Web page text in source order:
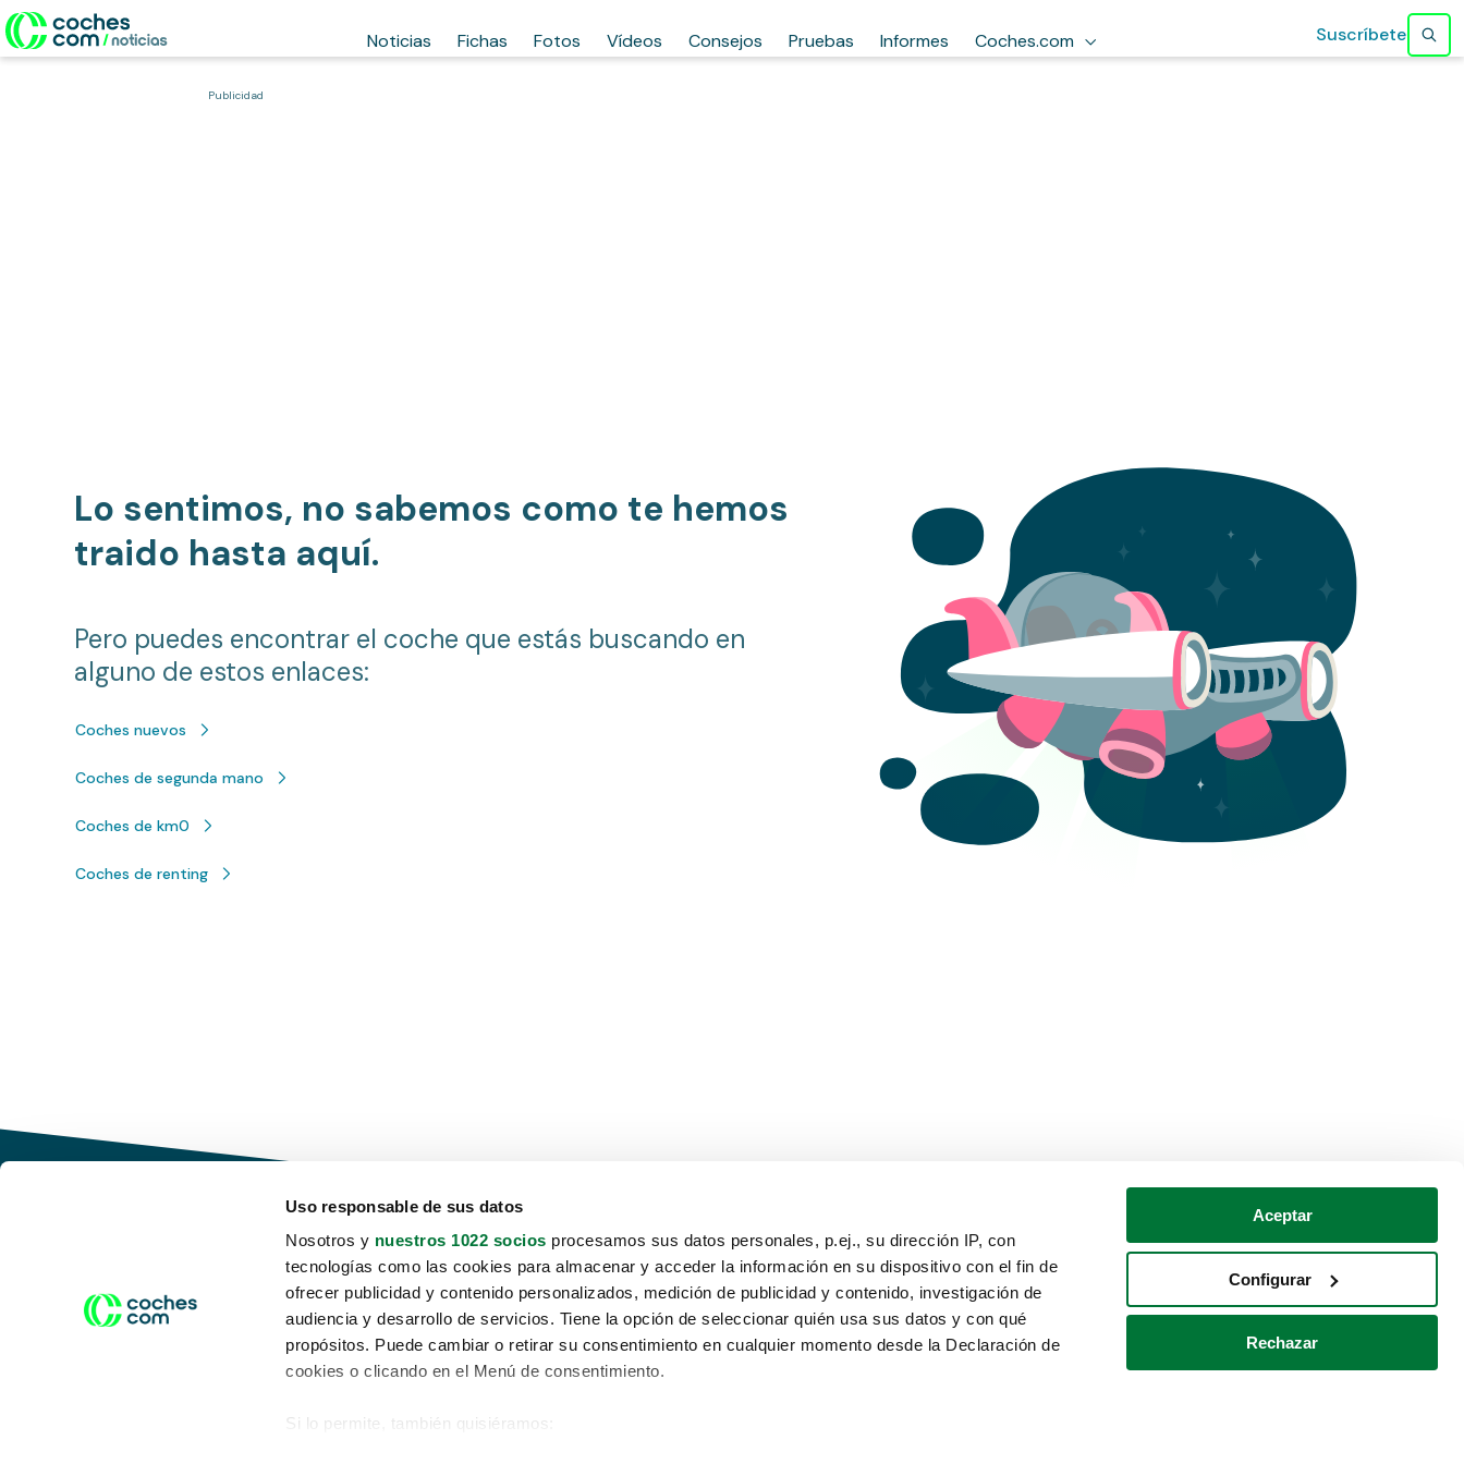
Uso responsable de sus datos
Nosotros y nuestros 1022 socios procesamos sus datos personales, p.ej., su dirección IP, con
tecnologías como las cookies para almacenar y acceder la información en su dispositivo con el fin de
ofrecer publicidad y contenido personalizados, medición de publicidad y contenido, investigación de
audiencia y desarrollo de servicios. Tiene la opción de seleccionar quién usa sus datos y con qué
propósitos. Puede cambiar o retirar su consentimiento en cualquier momento desde la Declaración de
cookies o clicando en el Menú de consentimiento.
Si lo permite, también quisiéramos:
Aceptar
Configurar
Rechazar
Noticias Fichas Fotos Vídeos Consejos Pruebas Informes Coches.com Suscríbete
Publicidad
Lo sentimos, no sabemos como te hemos
traido hasta aquí.
Pero puedes encontrar el coche que estás buscando en
alguno de estos enlaces:
Coches nuevos
Coches de segunda mano
Coches de km0
Coches de renting
Conduce tu futuro,
desata tu movilidad